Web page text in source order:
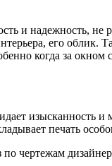
и надежность, не
его облик.
когда за окном
изысканность и
печать
чертежам